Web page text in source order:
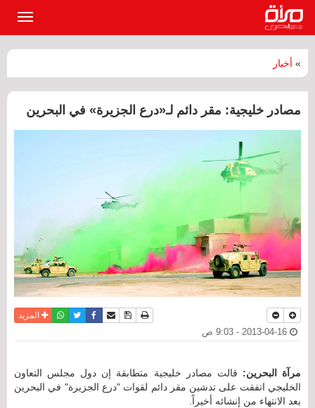
» أخبار
مصادر خليجية: مقر دائم لـ«درع الجزيرة» في البحرين
نسخة للطباعة
حفظ الموضوع
أرسل الى صديق
فيسبوكتويترواتسابالمزيد
مرآة البحرين: قالت مصادر خليجية متطابقة إن دول مجلس التعاون
الخليجي اتفقت على تدشين مقر دائم لقوات "درع الجزيرة" في البحرين
بعد الانتهاء من إنشائه أخيراً.